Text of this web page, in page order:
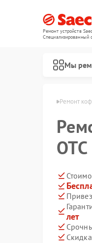
Ремонт устройств
Специализированный
Мы
Ремонт
лет